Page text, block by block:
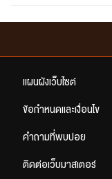
แผนผังเว็บไซต์
ข้อกำหนดและเงื่อนไข
คำถามที่พบบ่อย
ติดต่อเว็บมาสเตอร์